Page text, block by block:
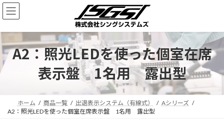
A2：照光LEDを使った個室在席
表示盤 1名用 露出型
ホーム 商品一覧 出退表示システム（有線式）
Aシリーズ
A2：照光LEDを使った個室在席表示盤 1名用 露出型